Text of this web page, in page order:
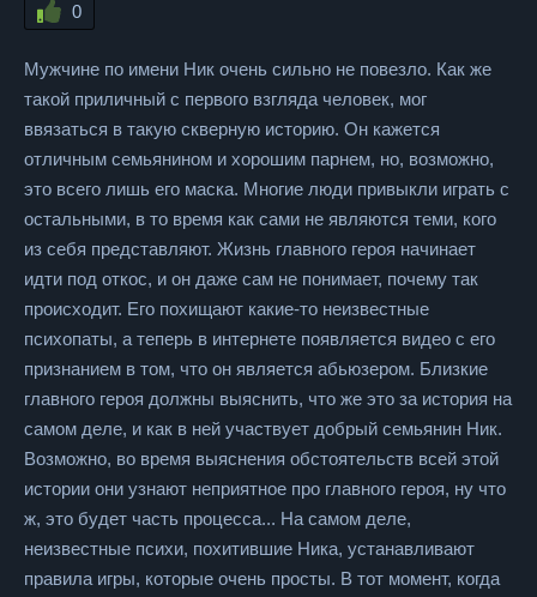
0
Мужчине по имени Ник очень сильно не повезло. Как же
такой приличный с первого взгляда человек, мог
ввязаться в такую скверную историю. Он кажется
отличным семьянином и хорошим парнем, но, возможно,
это всего лишь его маска. Многие люди привыкли играть с
остальными, в то время как сами не являются теми, кого
из себя представляют. Жизнь главного героя начинает
идти под откос, и он даже сам не понимает, почему так
происходит. Его похищают какие-то неизвестные
психопаты, а теперь в интернете появляется видео с его
признанием в том, что он является абьюзером. Близкие
главного героя должны выяснить, что же это за история на
самом деле, и как в ней участвует добрый семьянин Ник.
Возможно, во время выяснения обстоятельств всей этой
истории они узнают неприятное про главного героя, ну что
ж, это будет часть процесса... На самом деле,
неизвестные психи, похитившие Ника, устанавливают
правила игры, которые очень просты. В тот момент, когда